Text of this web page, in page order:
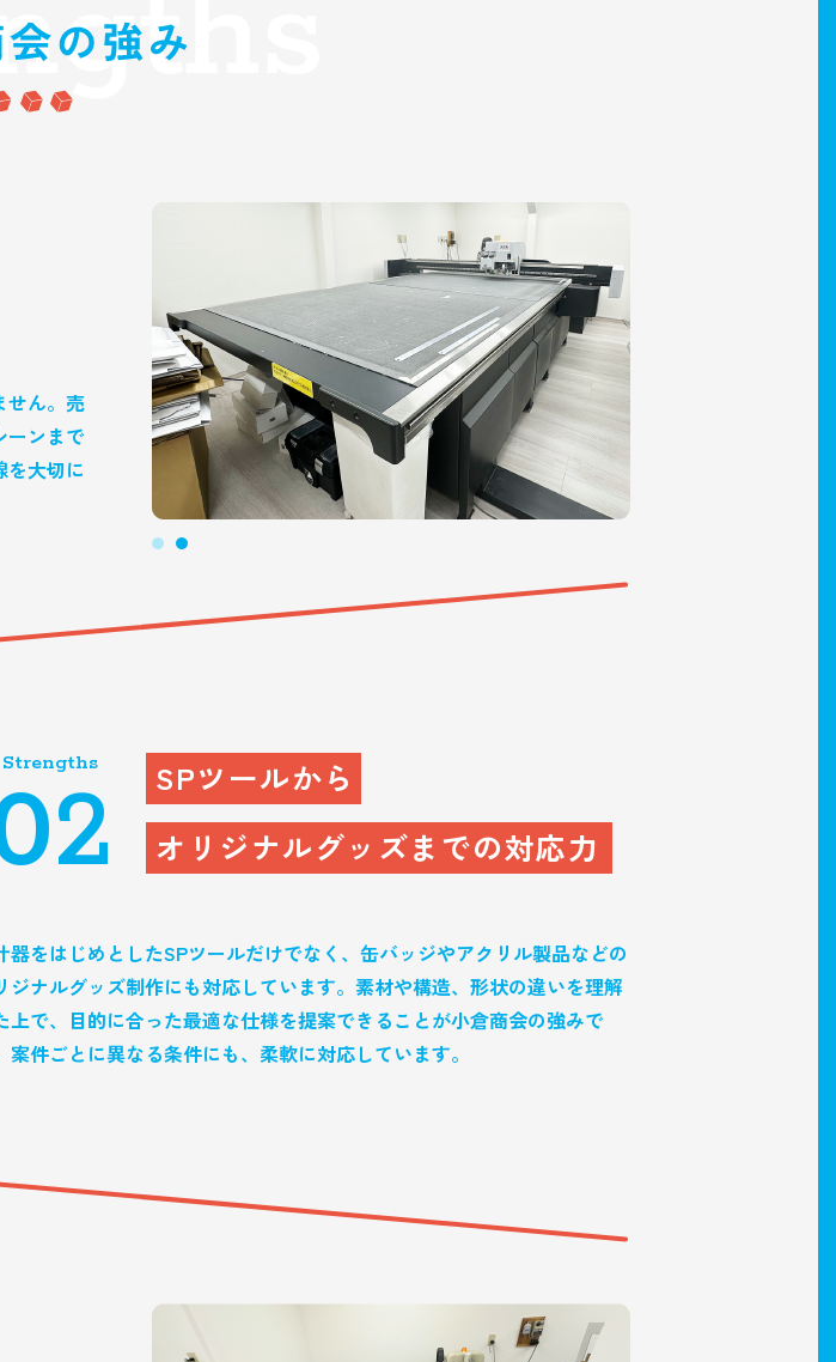
せん。売
ーンまで
大切に
Strengths
SPツールから
オリジナルグッズまでの対応力
器をはじめとしたSPツールだけでなく、缶バッジやアクリル製品などの
ジナルグッズ制作にも対応しています。素材や構造、形状の違いを理解
上で、目的に合った最適な仕様を提案できることが小倉商会の強みで
案件ごとに異なる条件にも、柔軟に対応しています。